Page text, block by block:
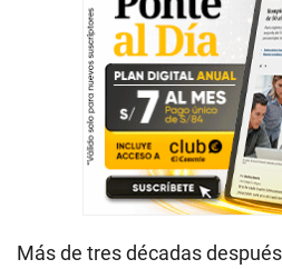
Más de tres décadas